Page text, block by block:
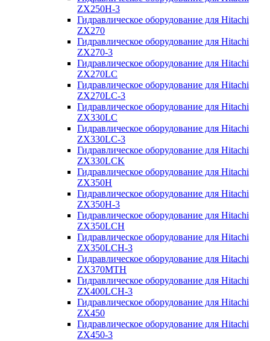
ZX250Н-3
Гидравлическое оборудование для Hitachi
ZX270
Гидравлическое оборудование для Hitachi
ZX270-3
Гидравлическое оборудование для Hitachi
ZX270LC
Гидравлическое оборудование для Hitachi
ZX270LC-3
Гидравлическое оборудование для Hitachi
ZX330LC
Гидравлическое оборудование для Hitachi
ZX330LC-3
Гидравлическое оборудование для Hitachi
ZX330LCK
Гидравлическое оборудование для Hitachi
ZX350H
Гидравлическое оборудование для Hitachi
ZX350H-3
Гидравлическое оборудование для Hitachi
ZX350LCH
Гидравлическое оборудование для Hitachi
ZX350LCH-3
Гидравлическое оборудование для Hitachi
ZX370MTH
Гидравлическое оборудование для Hitachi
ZX400LCH-3
Гидравлическое оборудование для Hitachi
ZX450
Гидравлическое оборудование для Hitachi
ZX450-3